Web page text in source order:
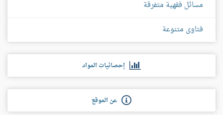
مسائل فقهية متفرقة
فتاوى متنوعة
إحصائيات المواد
عن الموقع